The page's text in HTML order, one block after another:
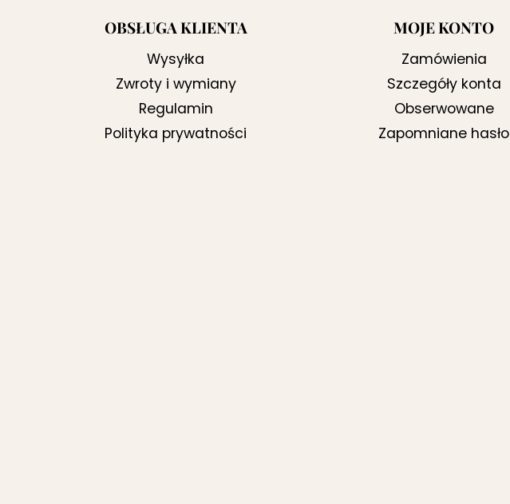
OBSŁUGA KLIENTA
Wysyłka
Zwroty i wymiany
Regulamin
Polityka prywatności
MOJE KONTO
Zamówienia
Szczegóły konta
Obserwowane
Zapomniane hasło